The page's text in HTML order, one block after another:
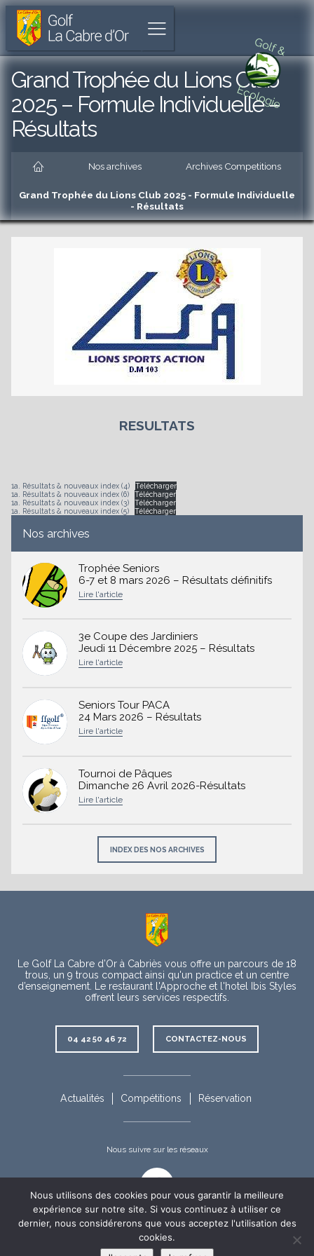
Golf &
Ecologie
Golf
La
Cabre
d'Or
Parcours
de
trous
unique
Cabriès
Aller
l'accueil
au
menu
principal
Aller
au
principal
au
de
Afficher
le
menu
Nos archives Archives Competitions
Grand Trophée du Lions Club 2025 - Formule Individuelle
- Résultats
Grand Trophée du Lions Club
2025 – Formule Individuelle –
Résultats
RESULTATS
1a. Résultats & nouveaux index (4)
Télécharger
1a. Résultats & nouveaux index (6)
Télécharger
1a. Résultats & nouveaux index (3)
Télécharger
1a. Résultats & nouveaux index (5)
Télécharger
Nos archives
Trophée Seniors
6-7 et 8 mars 2026 – Résultats définitifs
3e Coupe des Jardiniers
Jeudi 11 Décembre 2025 – Résultats
Seniors Tour PACA
24 Mars 2026 – Résultats
Tournoi de Pâques
Dimanche 26 Avril 2026-Résultats
INDEX DES NOS ARCHIVES
Le Golf La Cabre d’Or à Cabriès vous offre un parcours de 18
trous, un 9 trous compact ainsi qu'un practice et un centre
d’enseignement. Le restaurant l'Approche et l'hotel Ibis Styles
offrent leurs services respectifs.
Contact
04 42 50 46 72 CONTACTEZ-NOUS
complémentaires
Actualités Compétitions Réservation
Nous suivre sur les réseaux
Facebook
appeler
Mentions légales
Politique de confidentialité
Nous utilisons des cookies pour vous garantir la meilleure
expérience sur notre site. Si vous continuez à utiliser ce
dernier, nous considérerons que vous acceptez l'utilisation des
cookies.